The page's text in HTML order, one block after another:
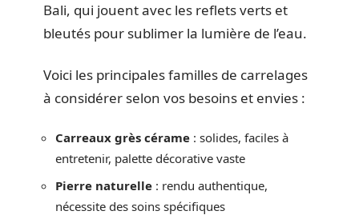
Bali, qui jouent avec les reflets verts et
bleutés pour sublimer la lumière de l’eau.
Voici les principales familles de carrelages
à considérer selon vos besoins et envies :
Carreaux grès cérame : solides, faciles à
entretenir, palette décorative vaste
Pierre naturelle : rendu authentique,
nécessite des soins spécifiques